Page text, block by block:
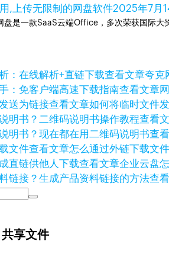
,上传无限制的网盘软件2025年7月
盘是一款SaaS云端Office，多次荣获国际大
查看文章夸克
查看文章
查看文章如何将临时文件
查看
查
查看文章怎么通过外链下载文件
查看文章企业云盘
查
享文件